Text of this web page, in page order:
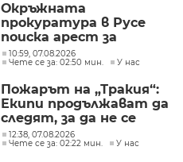
Окръжната
прокуратура в Русе
поиска арест за
петима от
участниците в
разбитата
лаборатория за
фентанил
10:59, 07.08.2026
Чете се за: 02:50 мин.
У нас
Пожарът на „Тракия“:
Екипи продължават да
следят, за да не се
разпространява
огънят
12:38, 07.08.2026
Чете се за: 02:22 мин.
У нас